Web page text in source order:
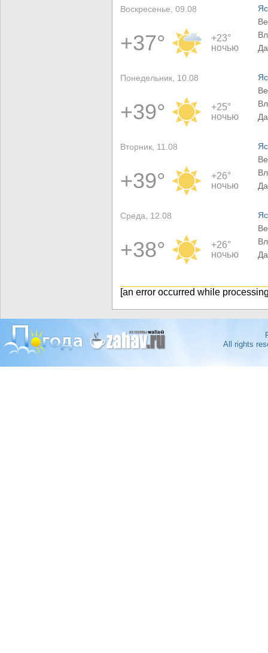
Воскресенье, 09.08
+37°
+23°
ночью
Понедельник, 10.08
+39°
+25°
ночью
Вторник, 11.08
+39°
+26°
ночью
Среда, 12.08
+38°
+26°
ночью
[an error occurred while
All rights